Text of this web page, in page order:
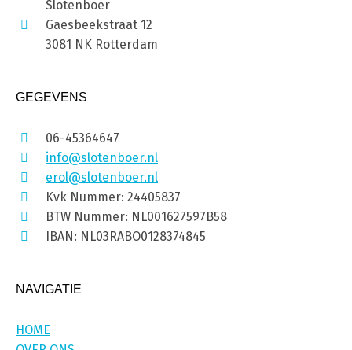
Slotenboer
Gaesbeekstraat 12
3081 NK Rotterdam
GEGEVENS
06-45364647
info@slotenboer.nl
erol@slotenboer.nl
Kvk Nummer: 24405837
BTW Nummer: NL001627597B58
IBAN: NL03RABO0128374845
NAVIGATIE
HOME